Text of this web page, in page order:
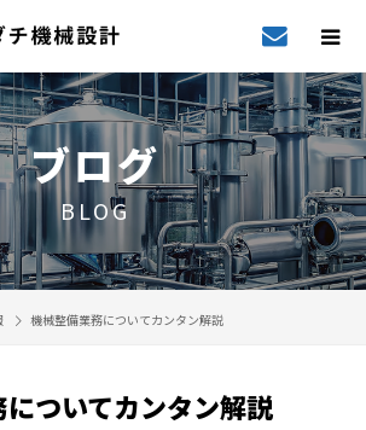
ブログ
BLOG
機械整備業務についてカンタン解説
ついてカンタン解説